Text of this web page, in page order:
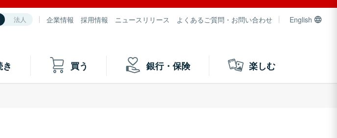
法人 企業情報 採用情報 ニュースリリース よくあるご質問・お問い合わせ English
買う 銀行・保険 楽しむ